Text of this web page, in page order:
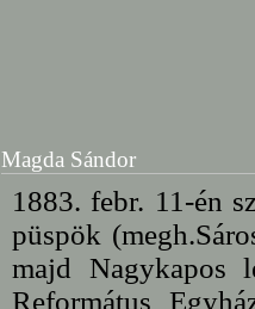
Magda Sándor
1883. febr. 11-én
püspök
majd Nagykapos
Református